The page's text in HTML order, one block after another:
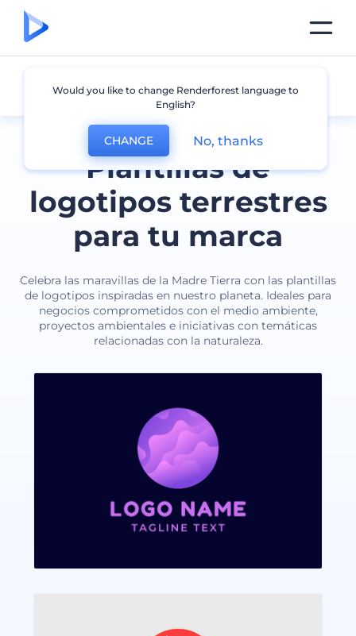
Plantillas de
logotipos terrestres
para tu marca
Celebra las maravillas de la Madre Tierra con las plantillas
de logotipos inspiradas en nuestro planeta. Ideales para
negocios comprometidos con el medio ambiente,
proyectos ambientales e iniciativas con temáticas
relacionadas con la naturaleza.
Tierra
Would you like to change Renderforest language to
English?
CHANGE No, thanks